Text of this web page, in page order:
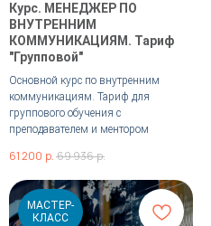
Курс. МЕНЕДЖЕР ПО
ВНУТРЕННИМ
КОММУНИКАЦИЯМ. Тариф
"Групповой"
Основной курс по внутренним
коммуникациям. Тариф для
группового обучения с
преподавателем и ментором
61 200 р. 69 936р.
МАСТЕР-
КЛАСС